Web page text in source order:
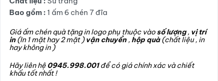
Bao gồm : 1 ấm 6 chén 7 đĩa
Giá ấm chén quà tặng in logo phụ thuộc vàosố lượng,vị trí
in(In 1 mặt hay 2 mặt )vận chuyển, hộp quà(chất liệu , in
hay không in )
Hãy liên hệ 0945.998.001để có giá chính xác và chiết
khấu tốt nhất !